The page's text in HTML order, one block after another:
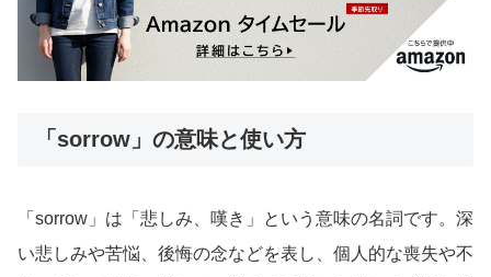
「sorrow」の意味と使い方
「sorrow」は「悲しみ、嘆き」という意味の名詞です。深
い悲しみや苦悩、後悔の念などを表し、個人的な喪失や不